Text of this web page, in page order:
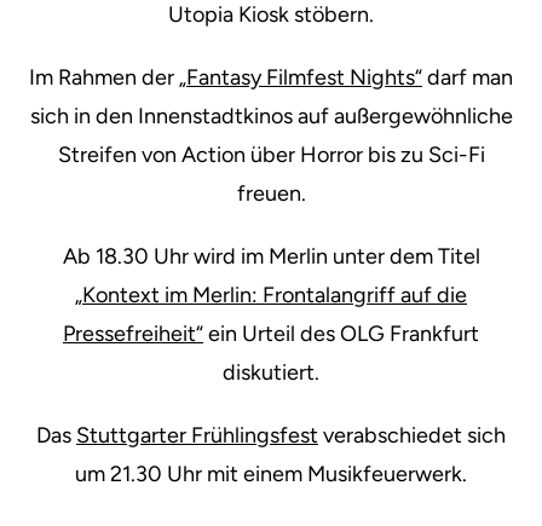
Utopia Kiosk stöbern.
Im Rahmen der „Fantasy Filmfest Nights“darf man
sich in den Innenstadtkinos auf außergewöhnliche
Streifen von Action über Horror bis zu Sci-Fi
freuen.
Ab 18.30 Uhr wird im Merlin unter dem Titel
„Kontext im Merlin: Frontalangriff auf die
Pressefreiheit“ein Urteil des OLG Frankfurt
diskutiert.
Das Stuttgarter Frühlingsfest verabschiedet sich
um 21.30 Uhr mit einem Musikfeuerwerk.